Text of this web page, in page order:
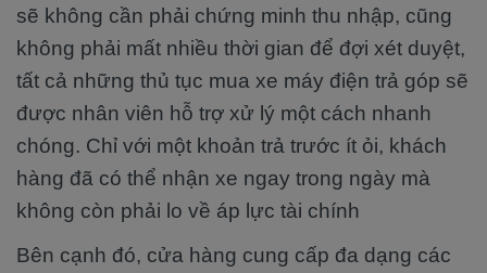
sẽ không cần phải chứng minh thu nhập, cũng
không phải mất nhiều thời gian để đợi xét duyệt,
tất cả những thủ tục mua xe máy điện trả góp sẽ
được nhân viên hỗ trợ xử lý một cách nhanh
chóng. Chỉ với một khoản trả trước ít ỏi, khách
hàng đã có thể nhận xe ngay trong ngày mà
không còn phải lo về áp lực tài chính
Bên cạnh đó, cửa hàng cung cấp đa dạng các